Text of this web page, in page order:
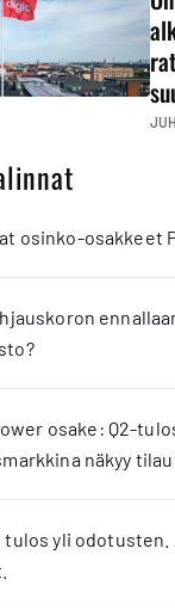
osinko-osakkeet
osake: Q2-
näkyy
tulos yli odotusten.